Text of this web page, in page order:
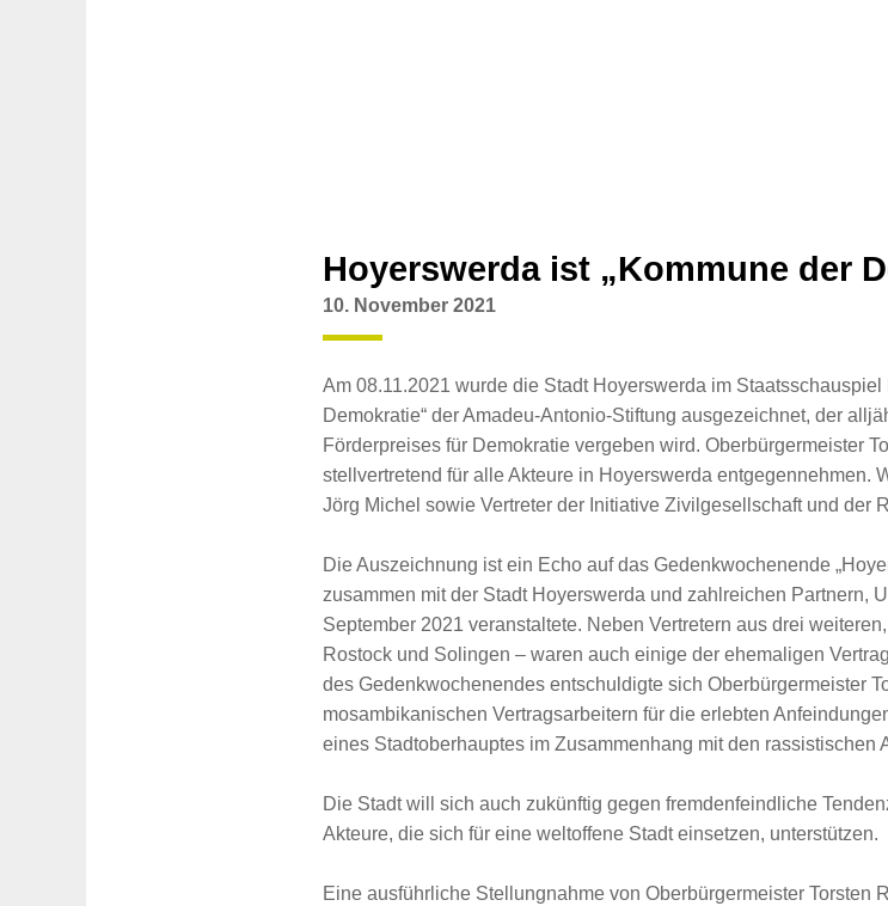
Hoyerswerda ist „Kommune der
10. November 2021
Am 08.11.2021 wurde die Stadt Hoyerswerda im
Demokratie“ der Amadeu-Antonio-Stiftung ausgezeichnet, der
Förderpreises für Demokratie vergeben wird. Oberbürgermeister
stellvertretend für alle Akteure in Hoyerswerda entgegennehmen.
Jörg Michel sowie Vertreter der Initiative Zivilgesellschaft und der
Die Auszeichnung ist ein Echo auf das Gedenkwochenende
zusammen mit der Stadt Hoyerswerda und zahlreichen Partnern,
September 2021 veranstaltete. Neben Vertretern aus drei
Rostock und Solingen – waren auch einige der ehemaligen
des Gedenkwochenendes entschuldigte sich Oberbürgermeister
mosambikanischen Vertragsarbeitern für die erlebten
eines Stadtoberhauptes im Zusammenhang mit den rassistischen
Die Stadt will sich auch zukünftig gegen fremdenfeindliche
Akteure, die sich für eine weltoffene Stadt einsetzen, unterstützen.
Eine ausführliche Stellungnahme von Oberbürgermeister Torsten